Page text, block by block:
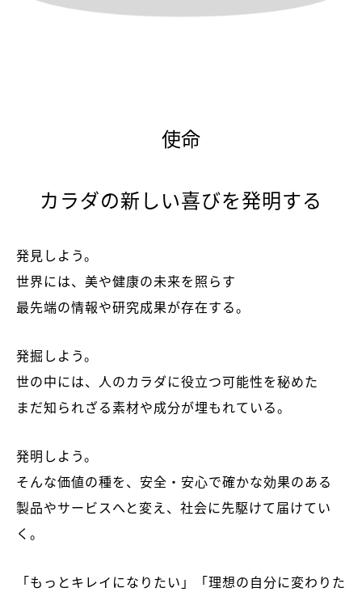
使命
カラダの新しい喜びを発明する
発見しよう。
世界には、美や健康の未来を照らす
最先端の情報や研究成果が存在する。
発掘しよう。
世の中には、人のカラダに役立つ可能性を秘めた
まだ知られざる素材や成分が埋もれている。
発明しよう。
そんな価値の種を、安全・安心で確かな効果のある
製品やサービスへと変え、社会に先駆けて届けてい
く。
「もっとキレイになりたい」「理想の自分に変わりた